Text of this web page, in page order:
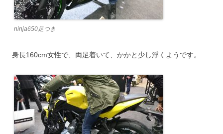
ninja650足つき
身長160cm女性で、両足着いて、かかと少し浮くようです。